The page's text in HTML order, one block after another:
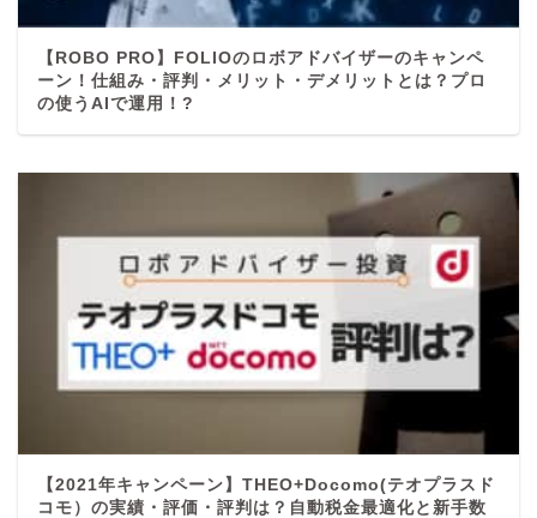
【ROBO PRO】FOLIOのロボアドバイザーのキャンペ
ーン！仕組み・評判・メリット・デメリットとは？プロ
の使うAIで運用！?
【2021年キャンペーン】THEO+Docomo(テオプラスド
コモ）の実績・評価・評判は？自動税金最適化と新手数